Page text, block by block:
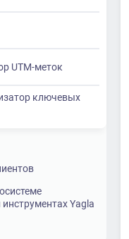
UTM-меток
ключевых
Yagla